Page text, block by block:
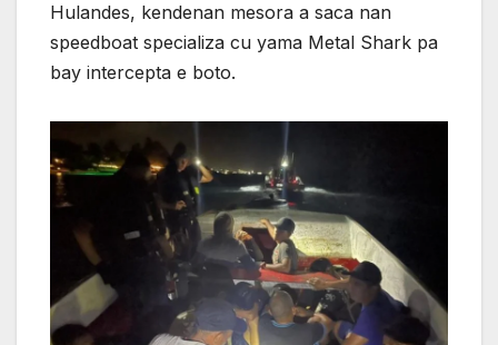
Hulandes, kendenan mesora a saca nan
speedboat specializa cu yama Metal Shark pa
bay intercepta e boto.